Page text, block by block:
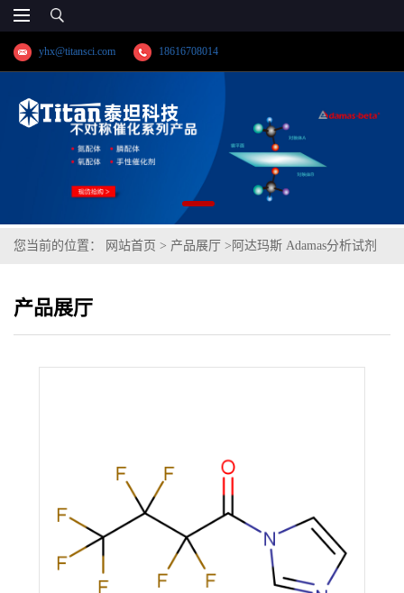
yhx@titansci.com 18616708014
您当前的位置： 网站首页 > 产品展厅 > 阿达玛斯 Adamas分析试剂
产品展厅